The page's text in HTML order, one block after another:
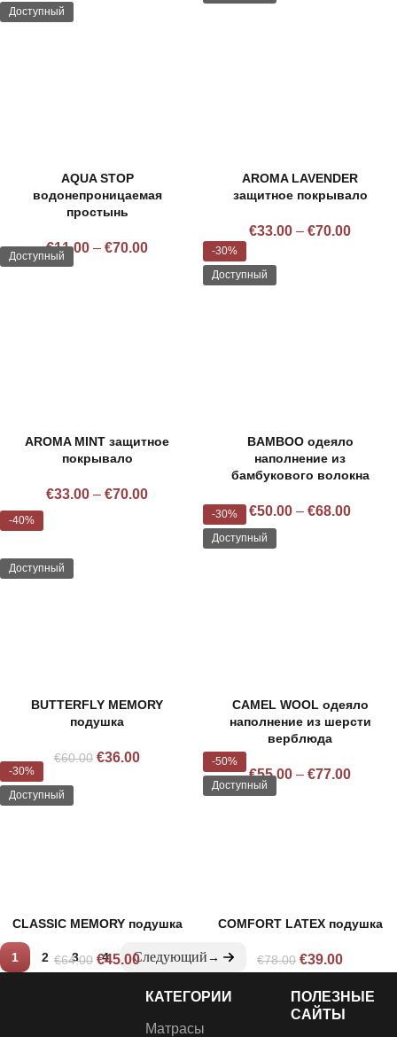
Доступный
AQUA STOP
водонепроницаемая
простынь
€11.00 – €70.00
AROMA LAVENDER
защитное покрывало
€33.00 – €70.00
Доступный
AROMA MINT защитное
покрывало
€33.00 – €70.00
-30%
Доступный
BAMBOO одеяло
наполнение из
бамбукового волокна
€50.00 – €68.00
-40%
Доступный
BUTTERFLY MEMORY
подушка
€60.00 €36.00
-30%
Доступный
CAMEL WOOL одеяло
наполнение из шерсти
верблюда
€55.00 – €77.00
-30%
Доступный
CLASSIC MEMORY подушка
€64.00 €45.00
-50%
Доступный
COMFORT LATEX подушка
€78.00 €39.00
1 2 3 4 →
КАТЕГОРИИ
Матрасы
ПОЛЕЗНЫЕ
САЙТЫ